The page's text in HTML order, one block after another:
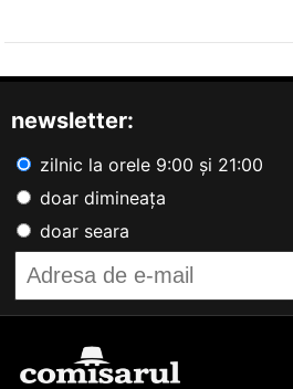
newsletter:
zilnic la orele 9:00 și 21:00
doar dimineața
doar seara